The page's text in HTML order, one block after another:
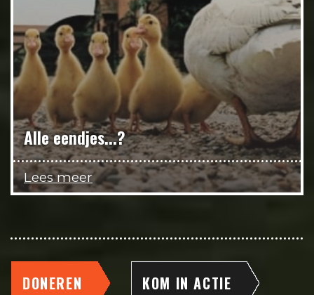
Alle eendjes...?
Lees meer
DONEREN KOM IN ACTIE